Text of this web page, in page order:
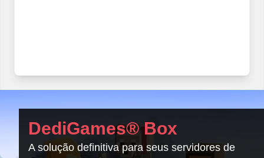
DediGames® Box
A solução definitiva para seus servidores de